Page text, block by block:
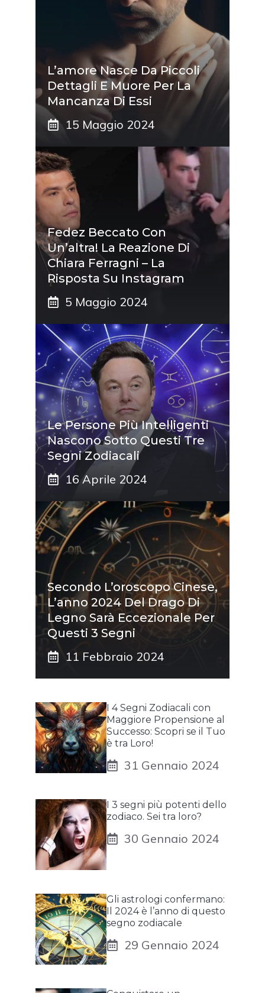
L’amore Nasce Da Piccoli
Dettagli E Muore Per La
Mancanza Di Essi
15 Maggio 2024
Fedez Beccato Con
Un’altra! La Reazione Di
Chiara Ferragni – La
Risposta Su Instagram
5 Maggio 2024
Le Persone Più Intelligenti
Nascono Sotto Questi Tre
Segni Zodiacali
16 Aprile 2024
Secondo L’oroscopo Cinese,
L’anno 2024 Del Drago Di
Legno Sarà Eccezionale Per
Questi 3 Segni
11 Febbraio 2024
I 4 Segni Zodiacali con
Maggiore Propensione al
Successo: Scopri se il Tuo
è tra Loro!
31 Gennaio 2024
I 3 segni più potenti dello
zodiaco. Sei tra loro?
30 Gennaio 2024
Gli astrologi confermano:
Il 2024 è l’anno di questo
segno zodiacale
29 Gennaio 2024